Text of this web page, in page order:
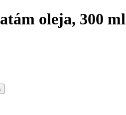
oleja, 300 ml